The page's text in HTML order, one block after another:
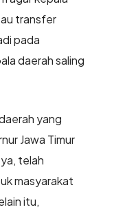
transfer
pada
daerah saling
yang
Jawa Timur
telah
masyarakat
itu,